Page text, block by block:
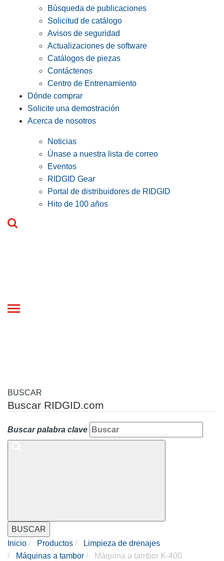
Búsqueda de publicaciones
Solicitud de catálogo
Avisos de seguridad
Actualizaciones de software
Catálogos de piezas
Contáctenos
Centro de Entrenamiento
Dónde comprar
Solicite una demostración
Acerca de nosotros
Noticias
Únase a nuestra lista de correo
Eventos
RIDGID Gear
Portal de distribuidores de RIDGID
Hito de 100 años
Toggle
BUSCAR
Buscar RIDGID.com
Buscar palabra clave
BUSCAR
Inicio
Productos
Limpieza de drenajes
Máquinas a tambor
Máquina a tambor K-400